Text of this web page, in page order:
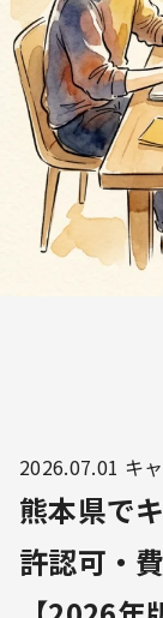
2026.07.01 キ
熊本県で
許認可・